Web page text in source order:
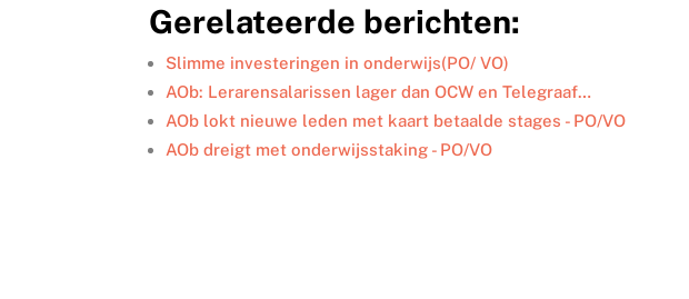
e
d
I
n
b
o
o
k
t
e
r
l
n
Gerelateerde berichten:
Slimme investeringen in onderwijs(PO/ VO)
AOb: Lerarensalarissen lager dan OCW en Telegraaf…
AOb lokt nieuwe leden met kaart betaalde stages - PO/VO
AOb dreigt met onderwijsstaking - PO/VO